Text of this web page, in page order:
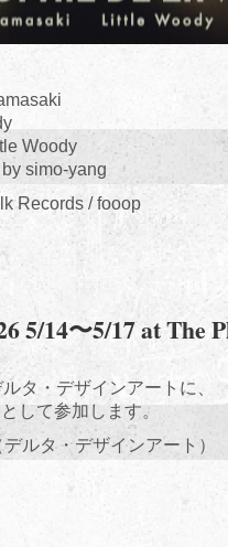
Woody
simo-yang
Records / fooop
5/14〜5/17 at The
タ・デザインアートに、
して参加します。
デルタ・デザインアート）